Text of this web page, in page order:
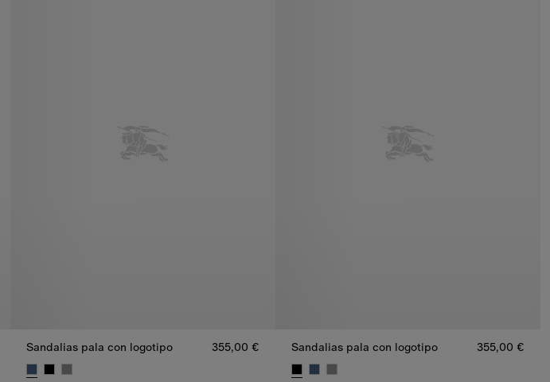
Sandalias pala con logotipo 355,00 € Sandalias pala con logotipo 355,00 €